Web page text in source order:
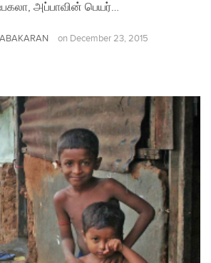
அப்பாவின் பெயர்…
on December 23, 2015